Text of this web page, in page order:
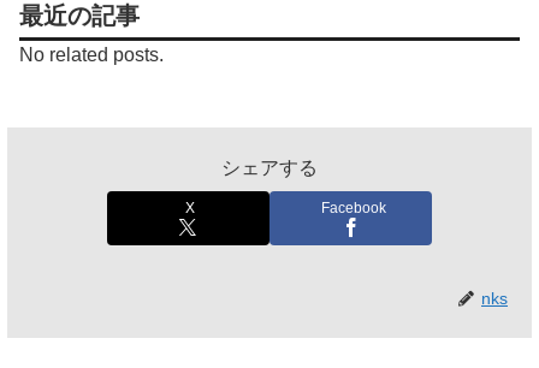
最近の記事
No related posts.
シェアする
X Facebook
nks